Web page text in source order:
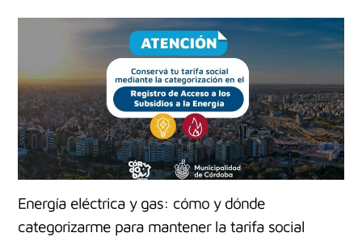
Energía eléctrica y gas: cómo y dónde
categorizarme para mantener la tarifa social